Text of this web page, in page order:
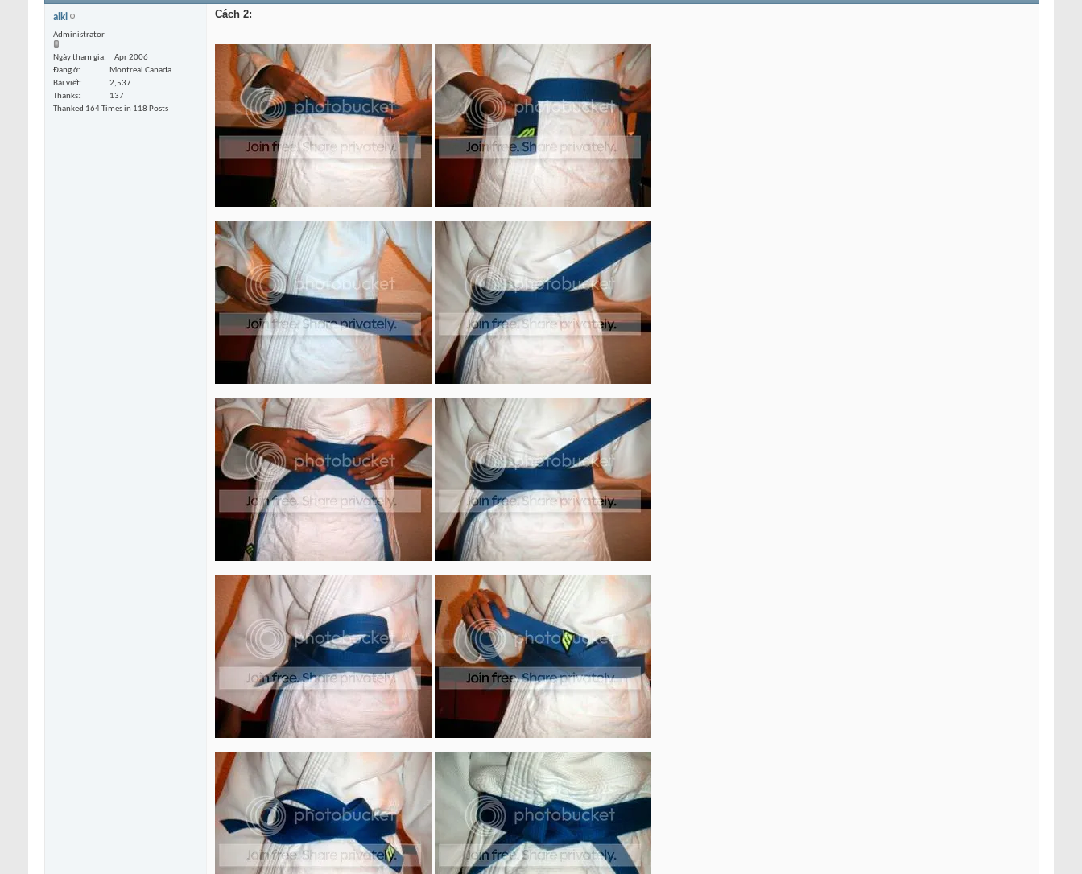
aiki
Administrator
Ngày tham gia
Apr 2006
Đang ở
Montreal Canada
Bài viết
2,537
Thanks
137
Thanked 164 Times in 118 Posts
Cách 2: